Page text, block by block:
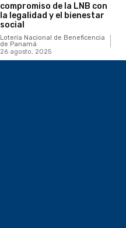
compromiso de la LNB con
la legalidad y el bienestar
social
Lotería Nacional de Beneficencia
de Panamá
26 agosto, 2025